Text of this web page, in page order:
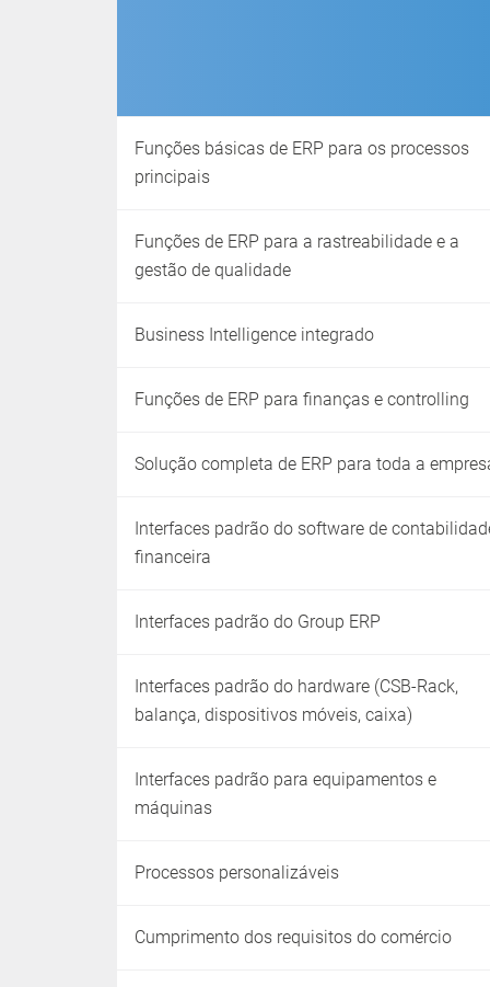
Funções básicas de ERP para os processos
principais
Funções de ERP para a rastreabilidade e a
gestão de qualidade
Business Intelligence integrado
Funções de ERP para finanças e controlling
Solução completa de ERP para toda a
Interfaces padrão do software de
financeira
Interfaces padrão do Group ERP
Interfaces padrão do hardware (CSB-Rack,
balança, dispositivos móveis, caixa)
Interfaces padrão para equipamentos e
máquinas
Processos personalizáveis
Cumprimento dos requisitos do comércio